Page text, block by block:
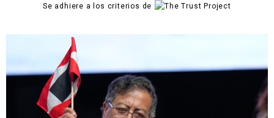
Se adhiere a los criterios de